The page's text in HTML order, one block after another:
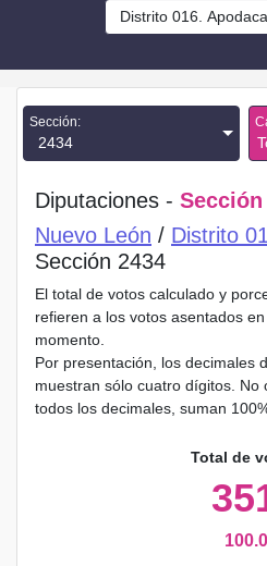
Distrito 016. Apodaca
Sección:
2434
Diputaciones -
Nuevo León / Distrito
Sección 2434
El total de votos calculado y
refieren a los votos asentados
momento.
Por presentación, los decimales
muestran sólo cuatro dígitos. No
todos los decimales, suman
Total de